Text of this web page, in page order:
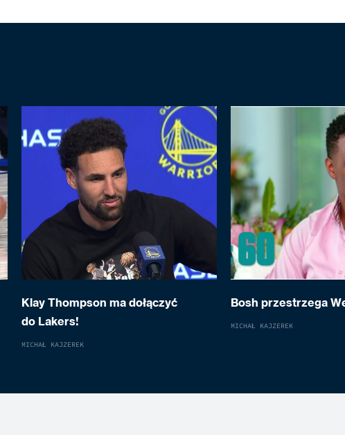
Klay Thompson ma dołączyć
do Lakers!
MICHAŁ KAJZEREK
Bosh przestrzega
MICHAŁ KAJZEREK